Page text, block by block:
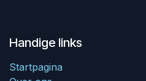
Handige links
Startpagina